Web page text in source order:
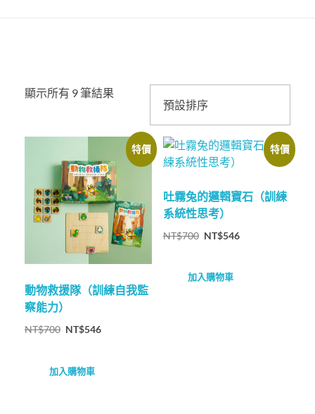
顯示所有 9 筆結果
特價
動物救援隊（訓練自我監
察能力）
NT$700 NT$546
加入購物車
特價
吐霧兔的邏輯寶石（訓練
系統性思考）
NT$700 NT$546
加入購物車